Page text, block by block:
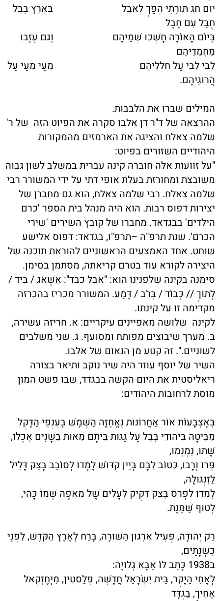
יוֹם חַג תּוֹרָתִי הָפַךְ לְאֵבֶל בְּאֶרֶץ בָּבֶל
חֻבַּל עִם חֶבֶל
בְּיוֹם הָאוֹרָה חָשְׁכוּ שְׁמֵיהֶם וְגַם עָזְבוּ
מַחְמַדֵיהֶם
לִבִּי לִבִּי עַל חַלְלֵיהֶם מֵעַי מֵעַי עַל
הֲרוּגֵיהֶם.
המילים שברו את הלבבות.
ההרצאה של ד"ר דן אלבו סקרה את הפיוט הזה של ר'
שלמה צאלח והציגה את הארמזים מהמקורות
היהודיים השזורים בפיוט:
"על זוועות אלה חוברה קינה עברית במשלב לשון גבוה
משובצת ומחורזת בעלת אופי דתי על ידי המשורר רבי
שלמה צאלח. רבי שלמה צאלח, הוא גם מחברן של
יצירות דפוס רבות. הוא היה מנהל בית הספר 'כרם
הילדים' בבגדאד. מחברו של קובץ השירים 'שירי
הכרם'. שנת תרפ"ה –תרפ"ו, בגדאד: דפוס אלישע
שוחט. אחד האמצעים הראשוניים להוראת תוכנה של
היצירה לקורא עוד בטרם קריאתה, מסתמן בסימן.
סימנה בקינה שלפנינו הוא: "אבל כבד": אֶשְׁאַג / בְּיַד /
לְתוֹךְ // כְּבוֹד / בְּרֹב / דֶּמַע. המשורר מכריז בהכרזה
מקדימה זו על קינתו.
לקינה שלושה מאפיינים עיקריים: א. חריזה עשירה,
ב. מערך שיבוצים מפותח ומסועף. ג. שני משלבים
לשוניים.". זה קטע מן הנאום של אלבו.
השיר של יוסף עוזר היה שיר נוקב ותיאר בצורה
ריאליסטית את היום הקשה בבגדד, שבו פשט המון
מוסת לרחובות היהודים:
בְּאֶצְבָּעוֹת אוֹר אַחֲרוֹנוֹת נֶאֱחְזָה הַשֶּׁמֶשׁ בְּעַנְפֵי הַדֶּקֶל
מַבִּיטָה בִּיהוּדֵי בָּבֶל עַל גַּגּוֹת בֵּיתָם מֵאוֹת בַּשָּׁנִים אָכְלוּ,
שָׁתוּ, נִמְנְמוּ,
פָּרוּ וְרָבוּ, כְּטוֹב לִבָּם בְּיֵין קִדּוּשׁ לָמְדוּ לְסוֹבֵב בָּצֵק דָּלִיל
לַזְּנְגּוּלָה,
לָמְדוּ לִפְרֹס בָּצֵק דַּקִּיק לֶעָלִים שֶׁל מַאֲפֶה שְׁמוֹ כָּהִי,
לְטוּף שַׁמֶּנֶת.
רַק יְהוּדָה, פְּעִיל אִרְגּוּן הַשּׁוּרָה, בָּרַח לְאֶרֶץ הַקֹּדֶשׁ, לִפְנֵי
כִּשְׁנָתַיִם,
ב1938 כָּתַב לוֹ אַבָּא גְּלוּיָה:
לְאָחִי הַיָּקָר, בֵּית יִשְׂרָאֵל חֲדָשָׁה, פָלַסְטִין, מִיְּחֶזְקֵאל
אָחִיךָ, בַּגְדָּד